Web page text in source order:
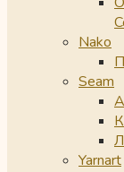
Nako
Seam
Yarnart